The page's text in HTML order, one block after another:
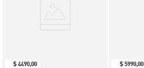
$ 4490,00 $ 5990,00